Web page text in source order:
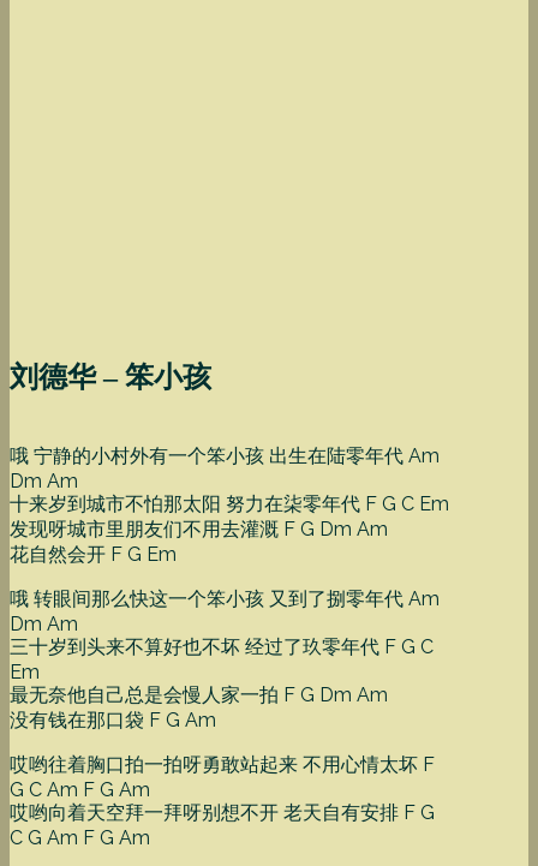
刘德华 – 笨小孩
哦 宁静的小村外有一个笨小孩 出生在陆零年代 Am
Dm Am
十来岁到城市不怕那太阳 努力在柒零年代 F G C Em
发现呀城市里朋友们不用去灌溉 F G Dm Am
花自然会开 F G Em
哦 转眼间那么快这一个笨小孩 又到了捌零年代 Am
Dm Am
三十岁到头来不算好也不坏 经过了玖零年代 F G C
Em
最无奈他自己总是会慢人家一拍 F G Dm Am
没有钱在那口袋 F G Am
哎哟往着胸口拍一拍呀勇敢站起来 不用心情太坏 F
G C Am F G Am
哎哟向着天空拜一拜呀别想不开 老天自有安排 F G
C G Am F G Am